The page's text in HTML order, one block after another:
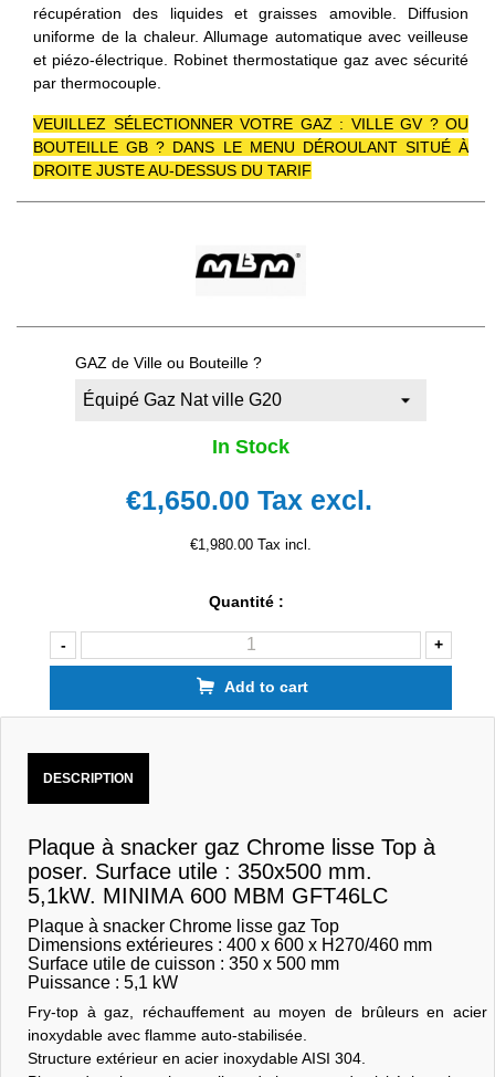
récupération des liquides et graisses amovible. Diffusion
uniforme de la chaleur. Allumage automatique avec veilleuse
et piézo-électrique. Robinet thermostatique gaz avec sécurité
par thermocouple.
VEUILLEZ SÉLECTIONNER VOTRE GAZ : VILLE GV ? OU
BOUTEILLE GB ? DANS LE MENU DÉROULANT SITUÉ À
DROITE JUSTE AU-DESSUS DU TARIF
GAZ de Ville ou Bouteille ?
In Stock
€1,650.00 Tax excl.
€1,980.00 Tax incl.
Quantité :
- +
Add to cart
DESCRIPTION
Plaque à snacker gaz Chrome lisse Top à
poser. Surface utile : 350x500 mm.
5,1kW. MINIMA 600 MBM GFT46LC
Plaque à snacker Chrome lisse gaz Top
Dimensions extérieures : 400 x 600 x H270/460 mm
Surface utile de cuisson : 350 x 500 mm
Puissance : 5,1 kW
Fry-top à gaz, réchauffement au moyen de brûleurs en acier
inoxydable avec flamme auto-stabilisée.
Structure extérieur en acier inoxydable AISI 304.